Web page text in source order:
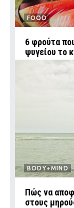
FOOD
6 φρούτα
ψυγείου το
BODY+MIND
Πώς να
στους